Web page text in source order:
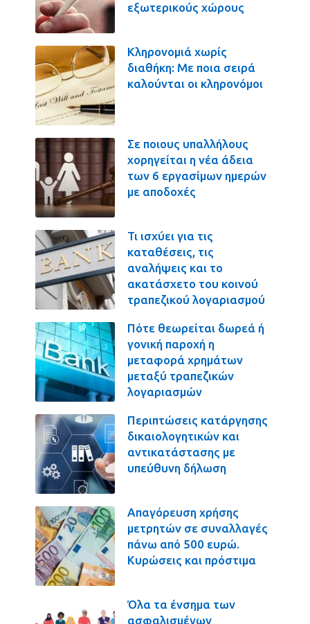
εξωτερικούς χώρους
Κληρονομιά χωρίς
διαθήκη: Με ποια σειρά
καλούνται οι κληρονόμοι
Σε ποιους υπαλλήλους
χορηγείται η νέα άδεια
των 6 εργασίμων ημερών
με αποδοχές
Τι ισχύει για τις
καταθέσεις, τις
αναλήψεις και το
ακατάσχετο του κοινού
τραπεζικού λογαριασμού
Πότε θεωρείται δωρεά ή
γονική παροχή η
μεταφορά χρημάτων
μεταξύ τραπεζικών
λογαριασμών
Περιπτώσεις κατάργησης
δικαιολογητικών και
αντικατάστασης με
υπεύθυνη δήλωση
Απαγόρευση χρήσης
μετρητών σε συναλλαγές
πάνω από 500 ευρώ.
Κυρώσεις και πρόστιμα
Όλα τα ένσημα των
ασφαλισμένων